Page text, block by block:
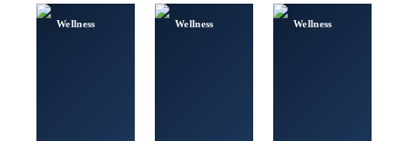
Wellness Wellness Wellness